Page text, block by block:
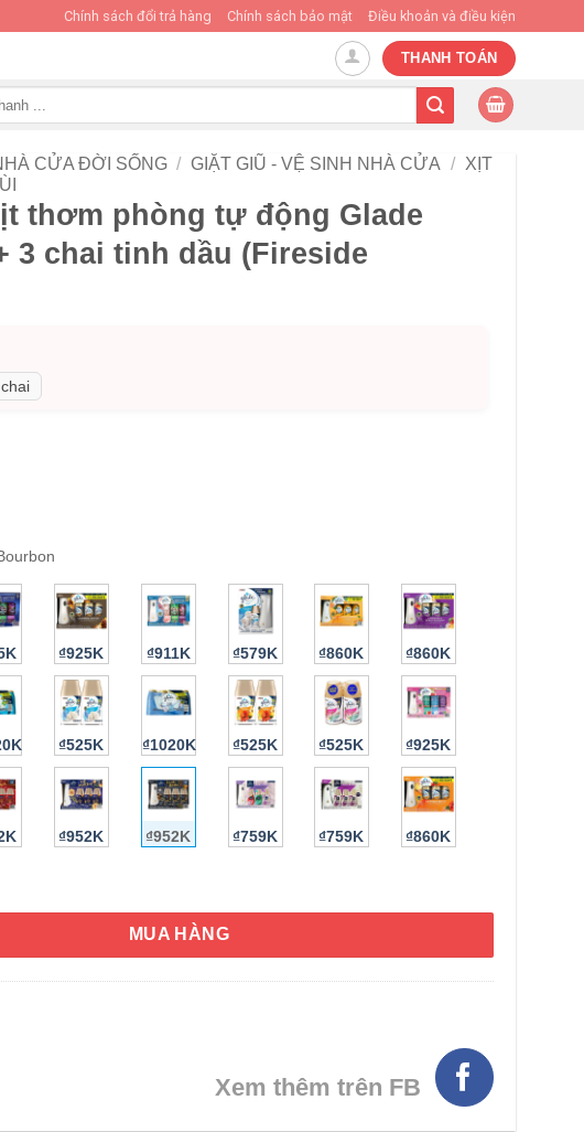
Chính sách đổi trả hàng Chính sách bảo mật Điều khoản và điều kiện
THANH TOÁN
HÌNH THẬT
CỬA ĐỜI SỐNG / GIẶT GIŨ - VỆ SINH NHÀ CỬA / XỊT
thơm phòng tự động Glade
3 chai tinh dầu (Fireside
chai
₫925K ₫911K ₫579K ₫860K ₫860K
₫525K ₫1020K ₫525K ₫525K ₫925K
₫952K ₫952K ₫759K ₫759K ₫860K
tự động Glade chạy pin + 3 chai tinh dầu (Fireside Bourbon) số lượng
MUA HÀNG
Xem thêm trên FB